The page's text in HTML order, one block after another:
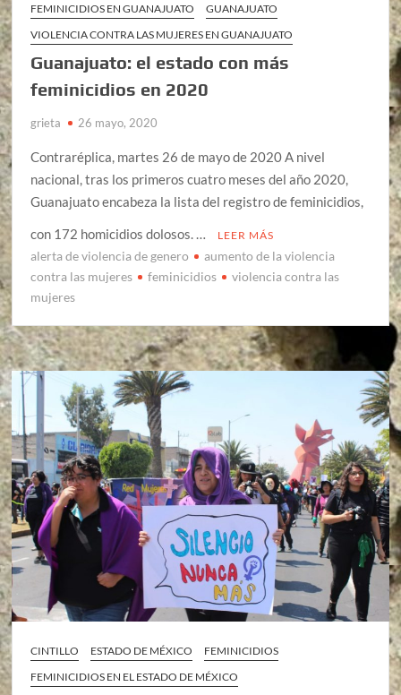
FEMINICIDIOS EN GUANAJUATO
GUANAJUATO
VIOLENCIA CONTRA LAS MUJERES EN GUANAJUATO
Guanajuato: el estado con más
feminicidios en 2020
grieta 26 mayo, 2020
Contraréplica, martes 26 de mayo de 2020 A nivel
nacional, tras los primeros cuatro meses del año 2020,
Guanajuato encabeza la lista del registro de feminicidios,
con 172 homicidios dolosos. …
LEER MÁS
alerta de violencia de genero
aumento de la violencia
contra las mujeres
feminicidios
violencia contra las
mujeres
CINTILLO ESTADO DE MÉXICO
FEMINICIDIOS
FEMINICIDIOS EN EL ESTADO DE MÉXICO